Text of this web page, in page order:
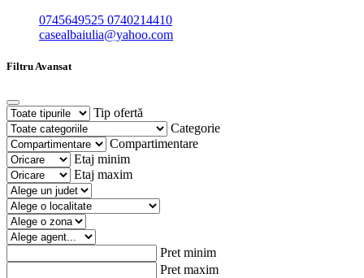
0745649525 0740214410
casealbaiulia@yahoo.com
Filtru Avansat
Tip ofertă
Categorie
Compartimentare
Etaj minim
Etaj maxim
Pret minim
Pret maxim